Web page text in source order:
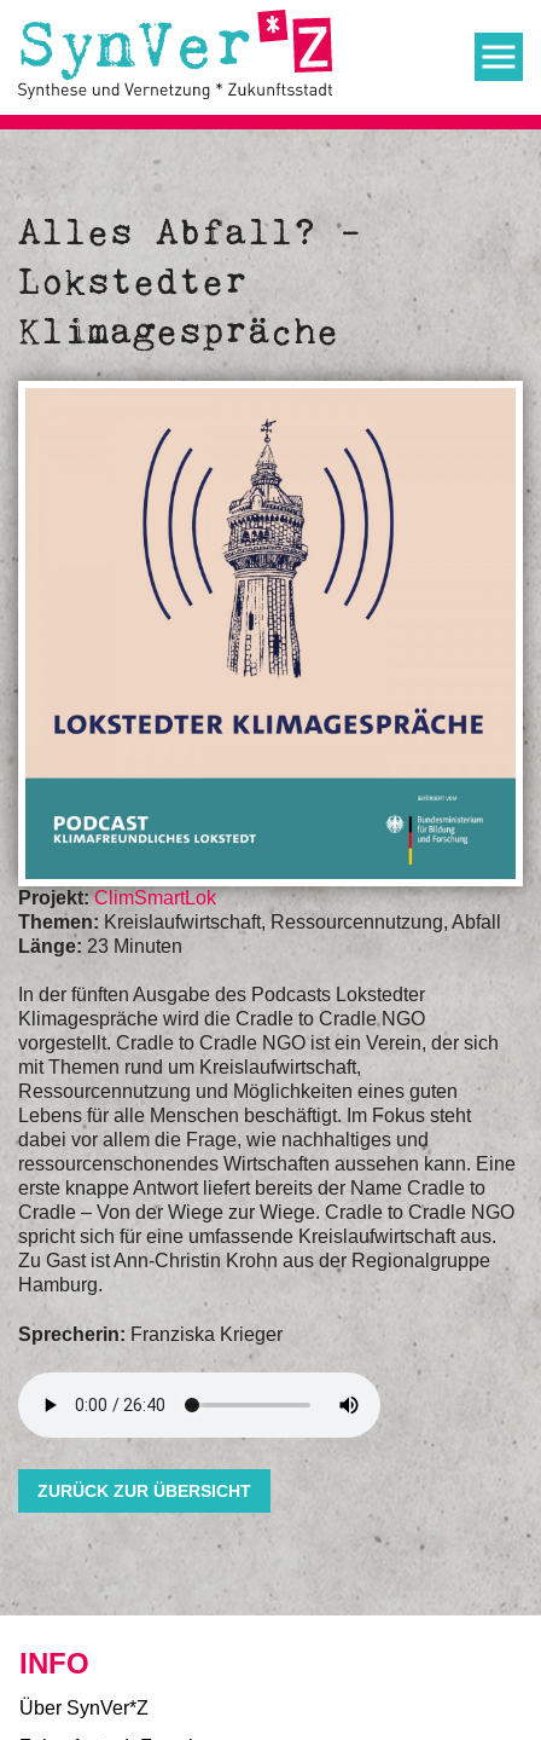
Alles Abfall? -
Lokstedter
Klimagespräche
Projekt:ClimSmartLok
Themen: Kreislaufwirtschaft, Ressourcennutzung, Abfall
Länge: 23 Minuten
In der fünften Ausgabe des Podcasts Lokstedter
Klimagespräche wird die Cradle to Cradle NGO
vorgestellt. Cradle to Cradle NGO ist ein Verein, der sich
mit Themen rund um Kreislaufwirtschaft,
Ressourcennutzung und Möglichkeiten eines guten
Lebens für alle Menschen beschäftigt. Im Fokus steht
dabei vor allem die Frage, wie nachhaltiges und
ressourcenschonendes Wirtschaften aussehen kann. Eine
erste knappe Antwort liefert bereits der Name Cradle to
Cradle – Von der Wiege zur Wiege. Cradle to Cradle NGO
spricht sich für eine umfassende Kreislaufwirtschaft aus.
Zu Gast ist Ann-Christin Krohn aus der Regionalgruppe
Hamburg.
Sprecherin: Franziska Krieger
ZURÜCK ZUR ÜBERSICHT
INFO
Über SynVer*Z